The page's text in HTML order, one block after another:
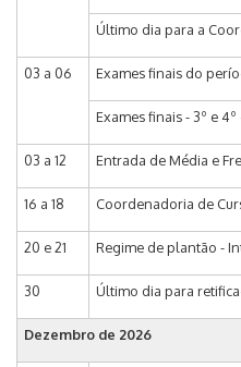
Último dia para a
03 a 06 Exames finais do
Exames finais - 3º e
03 a 12 Entrada de Média e
16 a 18 Coordenadoria de
20 e 21 Regime de plantão -
30 Último dia para
Dezembro de 2026